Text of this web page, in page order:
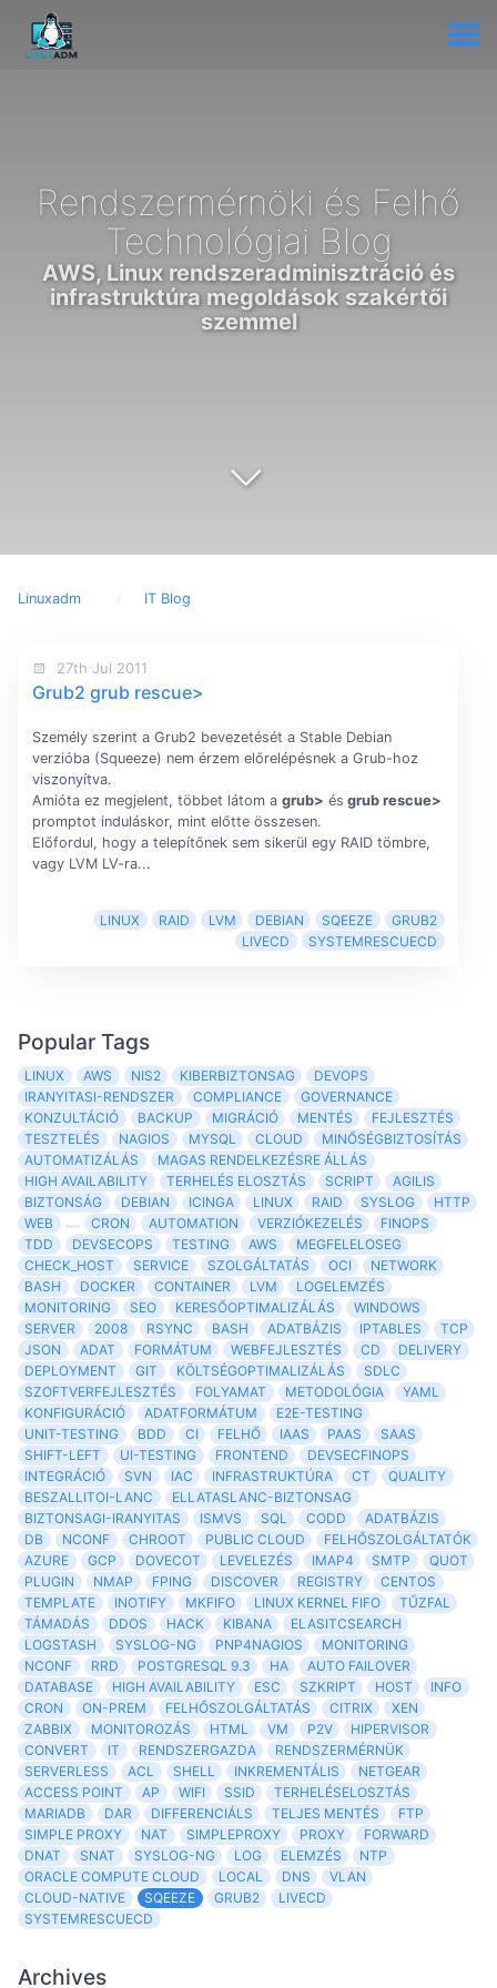
Rendszermérnöki és Felhő
Technológiai Blog
AWS, Linux rendszeradminisztráció és
infrastruktúra megoldások szakértői
szemmel
Linuxadm IT Blog
27th Jul 2011
Grub2 grub rescue>
Személy szerint a Grub2 bevezetését a Stable Debian
verzióba (Squeeze) nem érzem előrelépésnek a Grub-hoz
viszonyítva.
Amióta ez megjelent, többet látom a grub> és grub rescue>
promptot induláskor, mint előtte összesen.
Előfordul, hogy a telepítőnek sem sikerül egy RAID tömbre,
vagy LVM LV-ra...
LINUX RAID LVM DEBIAN SQEEZE
GRUB2
LIVECD
SYSTEMRESCUECD
Popular Tags
LINUX AWS NIS2 KIBERBIZTONSAG
DEVOPS
IRANYITASI-RENDSZER
COMPLIANCE
GOVERNANCE
KONZULTÁCIÓ
BACKUP MIGRÁCIÓ MENTÉS
FEJLESZTÉS
TESZTELÉS
NAGIOS MYSQL CLOUD
MINŐSÉGBIZTOSÍTÁS
AUTOMATIZÁLÁS
MAGAS RENDELKEZÉSRE ÁLLÁS
HIGH AVAILABILITY
TERHELÉS ELOSZTÁS SCRIPT
AGILIS
BIZTONSÁG
DEBIAN ICINGA LINUX RAID SYSLOG
HTTP
WEB
CRON AUTOMATION VERZIÓKEZELÉS
FINOPS
TDD
DEVSECOPS TESTING AWS
MEGFELELOSEG
CHECK_HOST
SERVICE SZOLGÁLTATÁS OCI
NETWORK
BASH
DOCKER CONTAINER LVM
LOGELEMZÉS
MONITORING
SEO KERESŐOPTIMALIZÁLÁS
WINDOWS
SERVER
2008 RSYNC BASH ADATBÁZIS IPTABLES
TCP
JSON
ADAT FORMÁTUM WEBFEJLESZTÉS CD
DELIVERY
DEPLOYMENT
GIT KÖLTSÉGOPTIMALIZÁLÁS
SDLC
SZOFTVERFEJLESZTÉS
FOLYAMAT METODOLÓGIA
YAML
KONFIGURÁCIÓ
ADATFORMÁTUM
E2E-TESTING
UNIT-TESTING
BDD CI FELHŐ IAAS PAAS
SAAS
SHIFT-LEFT
UI-TESTING FRONTEND
DEVSECFINOPS
INTEGRÁCIÓ
SVN IAC INFRASTRUKTÚRA CT
QUALITY
BESZALLITOI-LANC
ELLATASLANC-BIZTONSAG
BIZTONSAGI-IRANYITAS
ISMVS SQL CODD
ADATBÁZIS
DB
NCONF CHROOT PUBLIC CLOUD
FELHŐSZOLGÁLTATÓK
AZURE
GCP DOVECOT LEVELEZÉS IMAP4 SMTP
QUOT
PLUGIN
NMAP FPING DISCOVER REGISTRY
CENTOS
TEMPLATE
INOTIFY MKFIFO LINUX KERNEL FIFO
TŰZFAL
TÁMADÁS
DDOS HACK KIBANA
ELASITCSEARCH
LOGSTASH
SYSLOG-NG PNP4NAGIOS
MONITORING
NCONF
RRD POSTGRESQL 9.3 HA
AUTO FAILOVER
DATABASE
HIGH AVAILABILITY ESC SZKRIPT HOST
INFO
CRON
ON-PREM FELHŐSZOLGÁLTATÁS CITRIX
XEN
ZABBIX
MONITOROZÁS HTML VM P2V
HIPERVISOR
CONVERT
IT RENDSZERGAZDA
RENDSZERMÉRNÜK
SERVERLESS
ACL SHELL INKREMENTÁLIS
NETGEAR
ACCESS POINT
AP WIFI SSID
TERHELÉSELOSZTÁS
MARIADB
DAR DIFFERENCIÁLS TELJES MENTÉS
FTP
SIMPLE PROXY
NAT SIMPLEPROXY PROXY
FORWARD
DNAT
SNAT SYSLOG-NG LOG ELEMZÉS
NTP
ORACLE COMPUTE CLOUD
LOCAL DNS
VLAN
CLOUD-NATIVE
SQEEZE GRUB2
LIVECD
SYSTEMRESCUECD
Archives